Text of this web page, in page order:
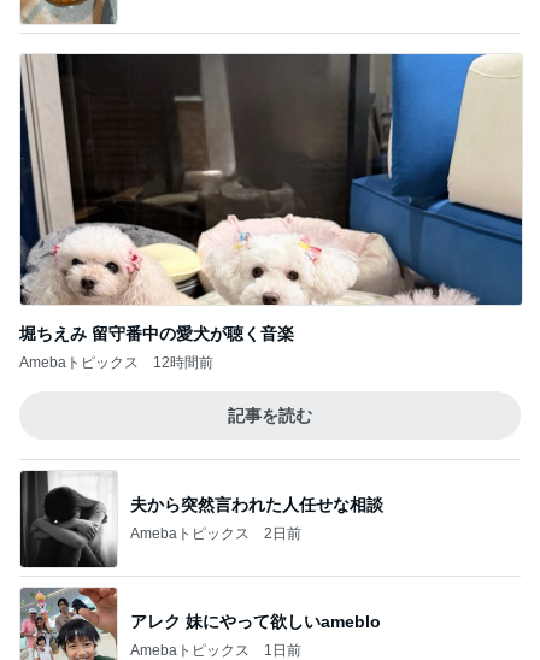
堀ちえみ 留守番中の愛犬が聴く音楽
Amebaトピックス 12時間前
記事を読む
夫から突然言われた人任せな相談
Amebaトピックス 2日前
アレク 妹にやって欲しいameblo
Amebaトピックス 1日前